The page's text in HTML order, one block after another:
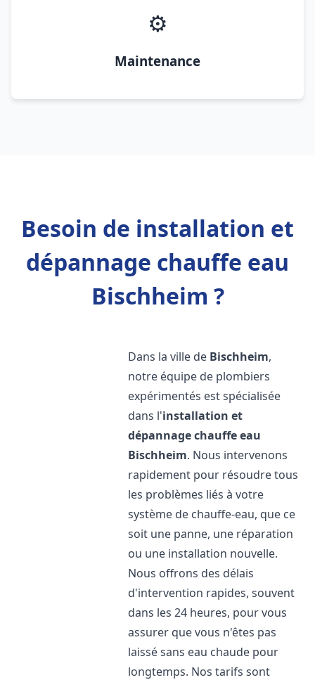
⚙️
Maintenance
Besoin de installation et
dépannage chauffe eau
Bischheim ?
Dans la ville de Bischheim,
notre équipe de plombiers
expérimentés est spécialisée
dans l'installation et
dépannage chauffe eau
Bischheim. Nous intervenons
rapidement pour résoudre tous
les problèmes liés à votre
système de chauffe-eau, que ce
soit une panne, une réparation
ou une installation nouvelle.
Nous offrons des délais
d'intervention rapides, souvent
dans les 24 heures, pour vous
assurer que vous n'êtes pas
laissé sans eau chaude pour
longtemps. Nos tarifs sont